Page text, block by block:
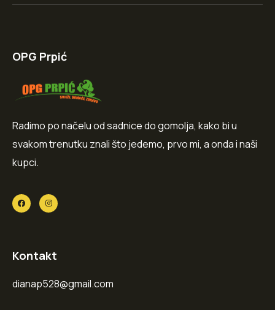
OPG Prpić
Radimo po načelu od sadnice do gomolja, kako bi u
svakom trenutku znali što jedemo, prvo mi, a onda i naši
kupci.
Kontakt
dianap528@gmail.com